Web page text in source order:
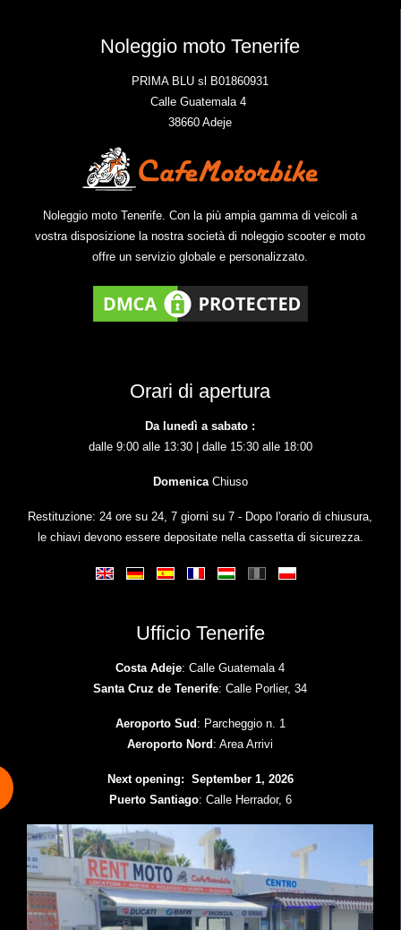
Noleggio moto Tenerife
PRIMA BLU sl B01860931
Calle Guatemala 4
38660 Adeje
Noleggio moto Tenerife. Con la più ampia gamma di veicoli a
vostra disposizione la nostra società di noleggio scooter e moto
offre un servizio globale e personalizzato.
Orari di apertura
Da lunedì a sabato :
dalle 9:00 alle 13:30 | dalle 15:30 alle 18:00
Domenica Chiuso
Restituzione: 24 ore su 24, 7 giorni su 7 - Dopo l'orario di chiusura,
le chiavi devono essere depositate nella cassetta di sicurezza.
Ufficio Tenerife
Costa Adeje: Calle Guatemala 4
Santa Cruz de Tenerife: Calle Porlier, 34
Aeroporto Sud : Parcheggio n. 1
Aeroporto Nord : Area Arrivi
Next opening: September 1, 2026
Puerto Santiago: Calle Herrador, 6